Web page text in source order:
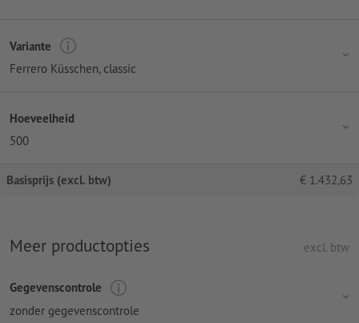
Variante
Ferrero Küsschen, classic
Hoeveelheid
500
Basisprijs (excl. btw) € 1.432,63
Meer productopties excl. btw
Gegevenscontrole
zonder gegevenscontrole